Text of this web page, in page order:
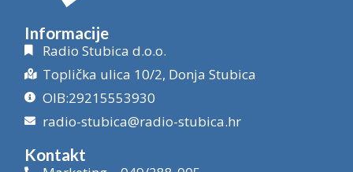
Informacije
Radio Stubica d.o.o.
Toplička ulica 10/2, Donja Stubica
OIB:29215553930
radio-stubica@radio-stubica.hr
Kontakt